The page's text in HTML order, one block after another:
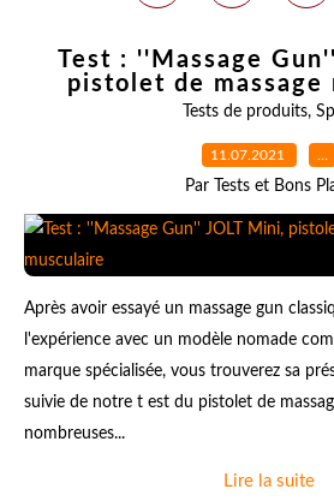
Test : ''Massage
pistolet de massage
Tests de produits,
11.07.2021 …
Par Tests et Bons
Après avoir essayé un massage gun
l'expérience avec un modèle nomade
marque spécialisée, vous trouverez sa
suivie de notre t est du pistolet de
nombreuses...
Lire la suite